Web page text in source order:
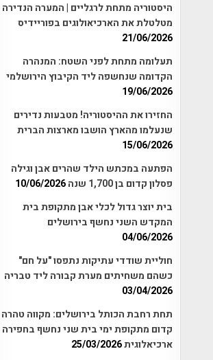
היסטוריה מתחת לרגליים | המערה הנדירה
מטלטלת את הארכיאולוגים בפוריידיס
21/06/2026
תעלומה מתחת לפני השטח: המנהרה
הקדומה שנחשפה ליד הקיבוץ הירושלמי
19/06/2026
החזירו את ההיסטוריה! מטבעות נדירים
שנעלמו מהארץ הושבו מארצות הברית
15/06/2026
הפתעה במכתש הילד שהרים אבן וגילה
פסלון קדום בן 1,700 שנה
10/06/2026
בית יוצר גדול לכלי אבן מתקופת בית
המקדש השני נחשף בירושלים
04/06/2026
חוליית שודדי עתיקות נתפסו "על חם"
כשהם משחיתים מערת קבורה ליד טבריה
03/04/2026
תחת רחבת הכותל בירושלים: מקווה טהרה
קדום מתקופת ימי בית שני נחשף בחפירה
ארכיאלוגית25/03/2026